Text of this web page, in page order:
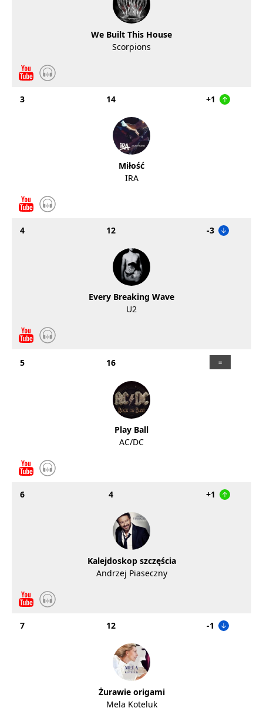
We Built This House
Scorpions
3 14 +1
Miłość
IRA
4 12 -3
Every Breaking Wave
U2
5 16
Play Ball
AC/DC
6 4 +1
Kalejdoskop szczęścia
Andrzej Piaseczny
7 12 -1
Żurawie origami
Mela Koteluk